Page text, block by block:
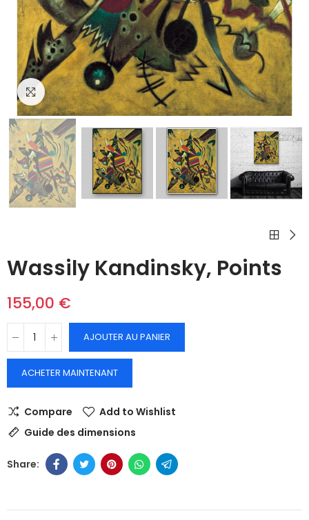
Cliquez pour agrandir
Wassily Kandinsky, Points
155,00 €
AJOUTER AU PANIER
ACHETER MAINTENANT
Compare
Add to Wishlist
Guide des dimensions